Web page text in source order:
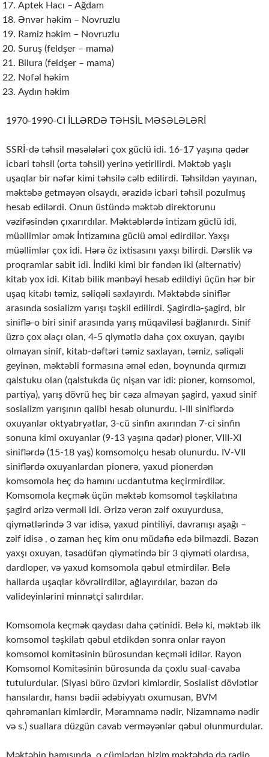
Aptek Hacı – Ağdam
Ənvər həkim – Novruzlu
Ramiz həkim – Novruzlu
Suruş (feldşer – mama)
Bilura (feldşer – mama)
Nofəl həkim
Aydın həkim
1970-1990-CI İLLƏRDƏ TƏHSİL MƏSƏLƏLƏRİ
SSRİ-də təhsil məsələləri çox güclü idi. 16-17 yaşına qədər
icbari təhsil (orta təhsil) yerinə yetirilirdi. Məktəb yaşlı
uşaqlar bir nəfər kimi təhsilə cəlb edilirdi. Təhsildən yayınan,
məktəbə getməyən olsaydı, ərazidə icbari təhsil pozulmuş
hesab edilərdi. Onun üstündə məktəb direktorunu
vəzifəsindən çıxarırdılar. Məktəblərdə intizam güclü idi,
müəllimlər əmək İntizamına güclü əməl edirdilər. Yaxşı
müəllimlər çox idi. Hərə öz ixtisasını yaxşı bilirdi. Dərslik və
proqramlar sabit idi. İndiki kimi bir fəndən iki (alternativ)
kitab yox idi. Kitab bilik mənbəyi hesab edildiyi üçün hər bir
uşaq kitabı təmiz, səliqəli saxlayırdı. Məktəbdə siniflər
arasında sosializm yarışı təşkil edilirdi. Şagirdlə-şagird, bir
siniflə-o biri sinif arasında yarış müqaviləsi bağlanırdı. Sinif
üzrə çox əlaçı olan, 4-5 qiymətlə daha çox oxuyan, qayıbı
olmayan sinif, kitab-dəftəri təmiz saxlayan, təmiz, səliqəli
geyinən, məktəbli formasına əməl edən, boynunda qırmızı
qalstuku olan (qalstukda üç nişan var idi: pioner, komsomol,
partiya), yarış dövrü heç bir cəza almayan şagird, yaxud sinif
sosializm yarışının qalibi hesab olunurdu. I-III siniflərdə
oxuyanlar oktyabryatlar, 3-cü sinfin axırından 7-ci sinfin
sonuna kimi oxuyanlar (9-13 yaşına qədər) pioner, VIII-XI
siniflərdə (15-18 yaş) komsomolçu hesab olunurdu. IV-VII
siniflərdə oxuyanlardan pionerə, yaxud pionerdən
komsomola heç də hamını ucdantutma keçirmirdilər.
Komsomola keçmək üçün məktəb komsomol təşkilatına
şagird ərizə verməli idi. Ərizə verən zəif oxuyurdusa,
qiymətlərində 3 var idisə, yaxud pintiliyi, davranışı aşağı –
zəif idisə , o zaman heç kim onu müdafiə edə bilməzdi. Bəzən
yaxşı oxuyan, təsadüfən qiymətində bir 3 qiyməti olardısa,
dardloper, və yaxud komsomola qəbul etmirdilər. Belə
hallarda uşaqlar kövrəlirdilər, ağlayırdılar, bəzən də
valideyinlərini minnətçi salırdılar.
Komsomola keçmək qaydası daha çətinidi. Belə ki, məktəb ilk
komsomol təşkilatı qəbul etdikdən sonra onlar rayon
komsomol komitəsinin bürosundan keçməli idilər. Rayon
Komsomol Komitəsinin bürosunda da çoxlu sual-cavaba
tutulurdular. (Siyasi büro üzvləri kimlərdir, Sosialist dövlətlər
hansılardır, hansı bədii ədəbiyyatı oxumusan, BVM
qəhrəmanları kimlərdir, Məramnamə nədir, Nizamnamə nədir
və s.) suallara düzgün cavab verməyənlər qəbul olunmurdular.